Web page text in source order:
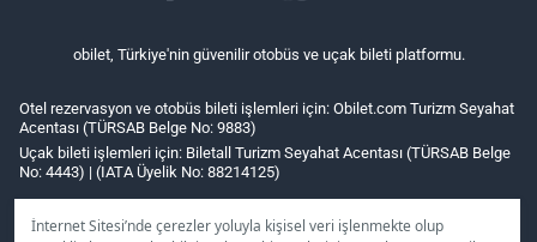
İnternet Sitesi’nde çerezler yoluyla kişisel veri işlenmekte olup
obilet, Türkiye'nin güvenilir otobüs ve uçak bileti platformu.
Otel rezervasyon ve otobüs bileti işlemleri için: Obilet.com Turizm Seyahat
Acentası (TÜRSAB Belge No: 9883)
Uçak bileti işlemleri için: Biletall Turizm Seyahat Acentası (TÜRSAB Belge
No: 4443) | (IATA Üyelik No: 88214125)